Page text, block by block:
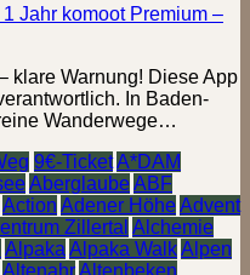
Jahr komoot Premium –
klare Warnung! Diese App
In Baden-
Wanderwege…
9€-TicketA*DAM
AberglaubeABF
Action Adener HöheAdvent
Zillertal Alchemie
AlpakaAlpaka WalkAlpen